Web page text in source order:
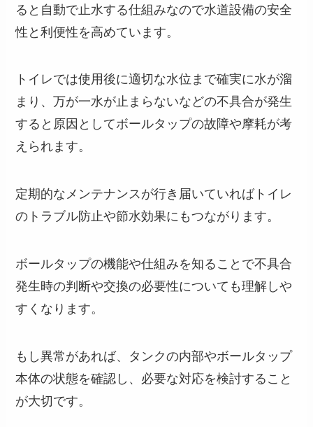
ると自動で止水する仕組みなので水道設備の安全
性と利便性を高めています。
トイレでは使用後に適切な水位まで確実に水が溜
まり、万が一水が止まらないなどの不具合が発生
すると原因としてボールタップの故障や摩耗が考
えられます。
定期的なメンテナンスが行き届いていればトイレ
のトラブル防止や節水効果にもつながります。
ボールタップの機能や仕組みを知ることで不具合
発生時の判断や交換の必要性についても理解しや
すくなります。
もし異常があれば、タンクの内部やボールタップ
本体の状態を確認し、必要な対応を検討すること
が大切です。